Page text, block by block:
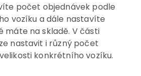
počet objednávek podle
vozíku a dále nastavíte
máte na skladě. V části
nastavit i různý počet
konkrétního vozíku.